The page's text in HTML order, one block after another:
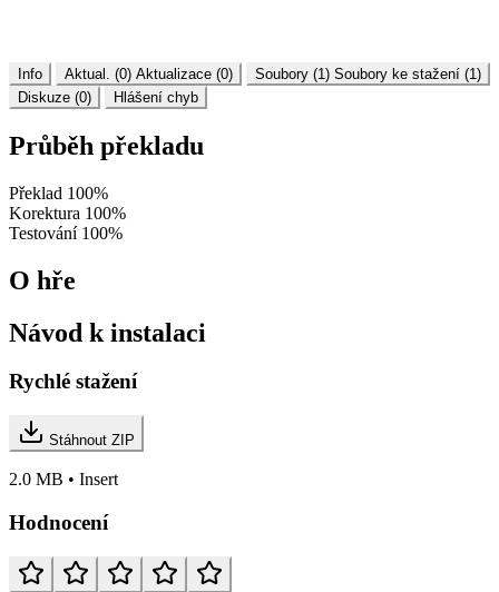
Info Aktual. (0) Aktualizace (0) Soubory (1) Soubory ke stažení (1)
Diskuze (0)
Hlášení chyb
Průběh překladu
Překlad 100%
Korektura 100%
Testování 100%
O hře
Návod k instalaci
Rychlé stažení
Stáhnout ZIP
2.0 MB • Insert
Hodnocení